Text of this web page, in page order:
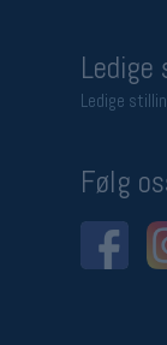
Ledige
Følg